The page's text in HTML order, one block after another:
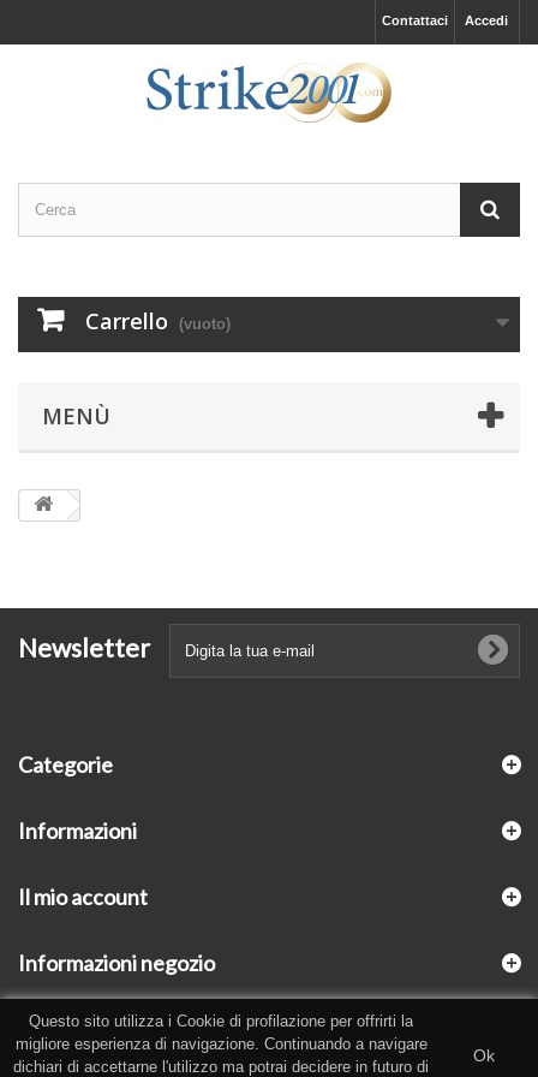
Accedi
Contattaci
Carrello (vuoto)
MENÙ
Newsletter
Categorie
Informazioni
Il mio account
Informazioni negozio
Questo sito utilizza i Cookie di profilazione per offrirti la
migliore esperienza di navigazione. Continuando a navigare
dichiari di accettarne l'utilizzo ma potrai decidere in futuro di
Ok